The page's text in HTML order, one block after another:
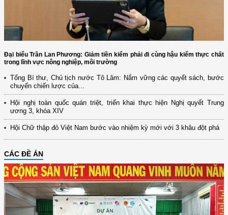
Đại biểu Trần Lan Phương: Giảm tiền kiểm phải đi cùng hậu kiểm thực chất
trong lĩnh vực nông nghiệp, môi trường
Tổng Bí thư, Chủ tịch nước Tô Lâm: Nắm vững các quyết sách, bước
chuyển chiến lược của...
Hội nghị toàn quốc quán triệt, triển khai thực hiện Nghị quyết Trung
ương 3, khóa XIV
Hội Chữ thập đỏ Việt Nam bước vào nhiệm kỳ mới với 3 khâu đột phá
CÁC ĐỀ ÁN